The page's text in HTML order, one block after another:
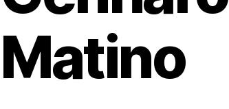
Matino